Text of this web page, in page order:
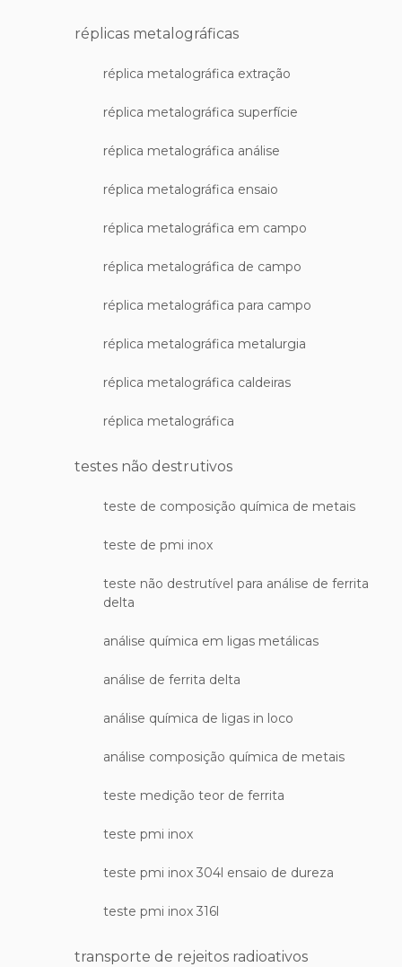
réplicas metalográficas
réplica metalográfica extração
réplica metalográfica superfície
réplica metalográfica análise
réplica metalográfica ensaio
réplica metalográfica em campo
réplica metalográfica de campo
réplica metalográfica para campo
réplica metalográfica metalurgia
réplica metalográfica caldeiras
réplica metalográfica
testes não destrutivos
teste de composição química de metais
teste de pmi inox
teste não destrutível para análise de ferrita
delta
análise química em ligas metálicas
análise de ferrita delta
análise química de ligas in loco
análise composição química de metais
teste medição teor de ferrita
teste pmi inox
teste pmi inox 304l ensaio de dureza
teste pmi inox 316l
transporte de rejeitos radioativos